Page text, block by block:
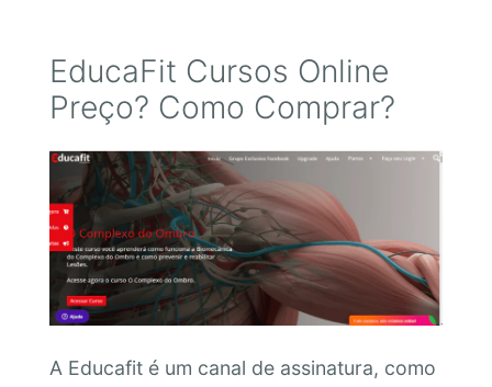
EducaFit Cursos Online
Preço? Como Comprar?
A Educafit é um canal de assinatura, como